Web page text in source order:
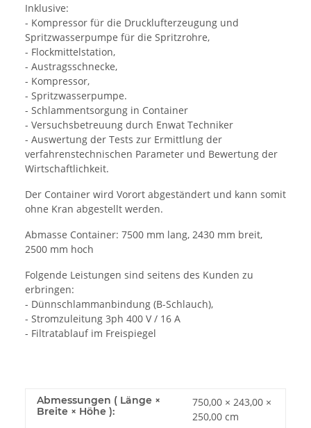
Inklusive:
- Kompressor für die Drucklufterzeugung und
Spritzwasserpumpe für die Spritzrohre,
- Flockmittelstation,
- Austragsschnecke,
- Kompressor,
- Spritzwasserpumpe.
- Schlammentsorgung in Container
- Versuchsbetreuung durch Enwat Techniker
- Auswertung der Tests zur Ermittlung der
verfahrenstechnischen Parameter und Bewertung der
Wirtschaftlichkeit.
Der Container wird Vorort abgeständert und kann somit
ohne Kran abgestellt werden.
Abmasse Container: 7500 mm lang, 2430 mm breit,
2500 mm hoch
Folgende Leistungen sind seitens des Kunden zu
erbringen:
- Dünnschlammanbindung (B-Schlauch),
- Stromzuleitung 3ph 400 V / 16 A
- Filtratablauf im Freispiegel
Abmessungen ( Länge ×
Breite × Höhe ):
750,00 × 243,00 ×
250,00 cm